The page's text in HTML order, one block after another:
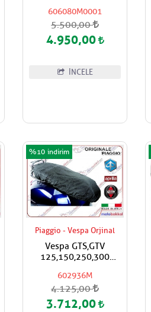
606080M0001
5.500,00
4.950,00
İNCELE
Piaggio - Vespa Orjinal
Vespa GTS,GTV
125,150,250,300
Yağmur Geçirmez Sele
Koruyucu Örtü Kılıf
602936M
%10
4.125,00
3.712,00